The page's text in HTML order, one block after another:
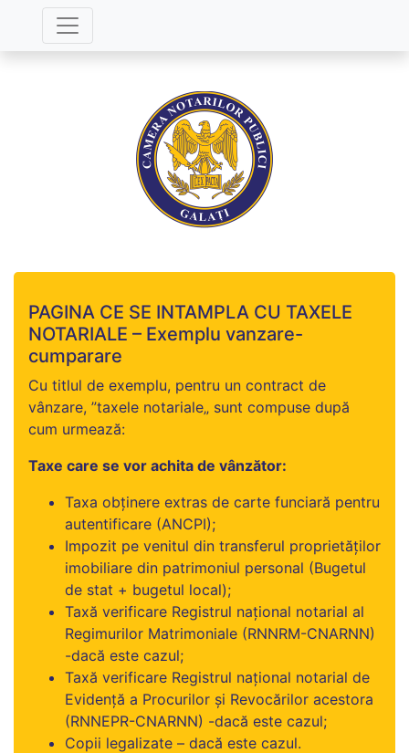
PAGINA CE SE INTAMPLA CU TAXELE
NOTARIALE – Exemplu vanzare-
cumparare
Cu titlul de exemplu, pentru un contract de
vânzare, ”taxele notariale„ sunt compuse după
cum urmează:
Taxe care se vor achita de vânzător:
Taxa obținere extras de carte funciară pentru
autentificare (ANCPI);
Impozit pe venitul din transferul proprietăţilor
imobiliare din patrimoniul personal (Bugetul
de stat + bugetul local);
Taxă verificare Registrul național notarial al
Regimurilor Matrimoniale (RNNRM-CNARNN)
-dacă este cazul;
Taxă verificare Registrul național notarial de
Evidență a Procurilor și Revocărilor acestora
(RNNEPR-CNARNN) -dacă este cazul;
Copii legalizate – dacă este cazul.